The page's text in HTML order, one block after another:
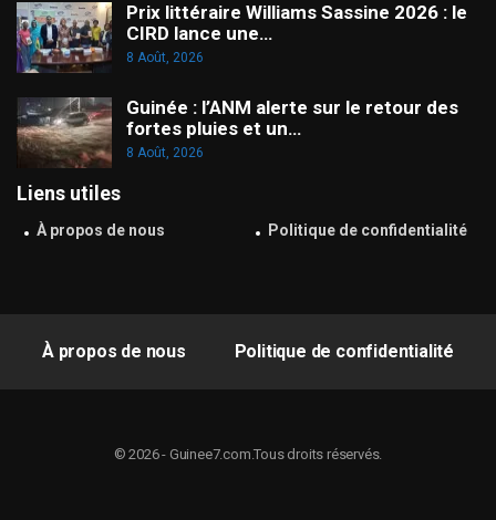
Prix littéraire Williams Sassine 2026 : le
CIRD lance une…
8 Août, 2026
Guinée : l’ANM alerte sur le retour des
fortes pluies et un…
8 Août, 2026
Liens utiles
À propos de nous Politique de confidentialité
À propos de nous Politique de confidentialité
© 2026 - Guinee7.com.Tous droits réservés.